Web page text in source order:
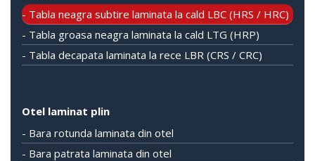
- Tabla neagra subtire laminata la cald LBC (HRS / HRC)
- Tabla groasa neagra laminata la cald LTG (HRP)
- Tabla decapata laminata la rece LBR (CRS / CRC)
Otel laminat plin
- Bara rotunda laminata din otel
- Bara patrata laminata din otel